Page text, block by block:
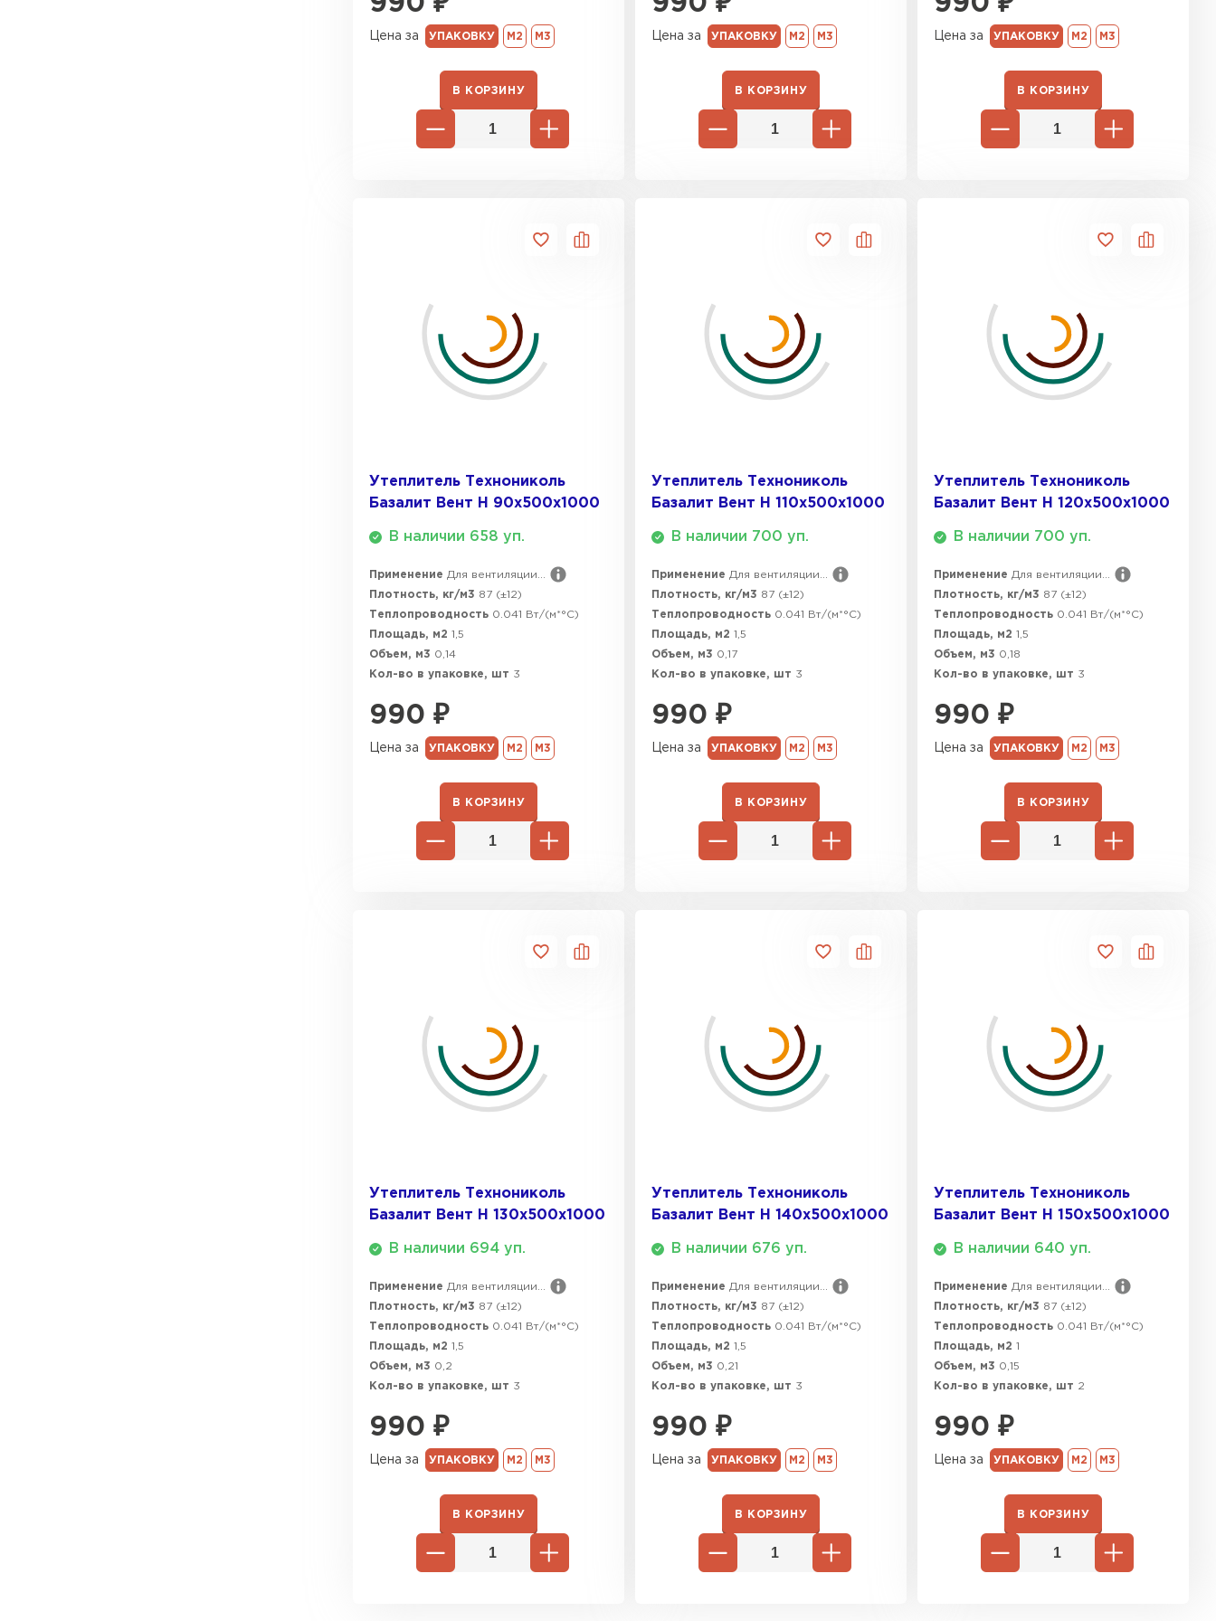
Цена за УПАКОВКУ М2 М3
В КОРЗИНУ
Цена за УПАКОВКУ М2 М3
В КОРЗИНУ
Цена за УПАКОВКУ М2 М3
В КОРЗИНУ
Утеплитель Технониколь
Базалит Вент Н 90х500х1000
В наличии 658 уп.
Применение Для вентиляции...
Плотность, кг/м3 87 (±12)
Теплопроводность 0.041 Вт/(м*°C)
Площадь, м2 1,5
Объем, м3 0,14
Кол-во в упаковке, шт 3
990 ₽
Цена за УПАКОВКУ М2 М3
В КОРЗИНУ
Утеплитель Технониколь
Базалит Вент Н 110х500х1000
В наличии 700 уп.
Применение Для вентиляции...
Плотность, кг/м3 87 (±12)
Теплопроводность 0.041 Вт/(м*°C)
Площадь, м2 1,5
Объем, м3 0,17
Кол-во в упаковке, шт 3
990 ₽
Цена за УПАКОВКУ М2 М3
В КОРЗИНУ
Утеплитель Технониколь
Базалит Вент Н 120х500х1000
В наличии 700 уп.
Применение Для вентиляции...
Плотность, кг/м3 87 (±12)
Теплопроводность 0.041 Вт/(м*°C)
Площадь, м2 1,5
Объем, м3 0,18
Кол-во в упаковке, шт 3
990 ₽
Цена за УПАКОВКУ М2 М3
В КОРЗИНУ
Утеплитель Технониколь
Базалит Вент Н 130х500х1000
В наличии 694 уп.
Применение Для вентиляции...
Плотность, кг/м3 87 (±12)
Теплопроводность 0.041 Вт/(м*°C)
Площадь, м2 1,5
Объем, м3 0,2
Кол-во в упаковке, шт 3
990 ₽
Цена за УПАКОВКУ М2 М3
В КОРЗИНУ
Утеплитель Технониколь
Базалит Вент Н 140х500х1000
В наличии 676 уп.
Применение Для вентиляции...
Плотность, кг/м3 87 (±12)
Теплопроводность 0.041 Вт/(м*°C)
Площадь, м2 1,5
Объем, м3 0,21
Кол-во в упаковке, шт 3
990 ₽
Цена за УПАКОВКУ М2 М3
В КОРЗИНУ
Утеплитель Технониколь
Базалит Вент Н 150х500х1000
В наличии 640 уп.
Применение Для вентиляции...
Плотность, кг/м3 87 (±12)
Теплопроводность 0.041 Вт/(м*°C)
Площадь, м2 1
Объем, м3 0,15
Кол-во в упаковке, шт 2
990 ₽
Цена за УПАКОВКУ М2 М3
В КОРЗИНУ
Утеплитель Ursa
ПЕРЕЙТИ
Гипсокартон
ПЕРЕЙТИ
Утеплитель Izolife